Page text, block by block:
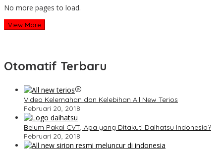
No more pages to load.
View More
Otomatif Terbaru
Video Kelemahan dan Kelebihan All New Terios
Februari 20, 2018
Belum Pakai CVT, Apa yang Ditakuti Daihatsu Indonesia?
Februari 20, 2018